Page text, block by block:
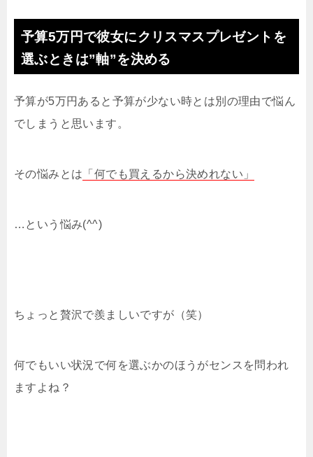
予算5万円で彼女にクリスマスプレゼントを
選ぶときは”軸”を決める
予算が5万円あると予算が少ない時とは別の理由で悩ん
でしまうと思います。
その悩みとは 「何でも買えるから決めれない」
…という悩み(^^)
ちょっと贅沢で羨ましいですが（笑）
何でもいい状況で何を選ぶかのほうがセンスを問われ
ますよね？